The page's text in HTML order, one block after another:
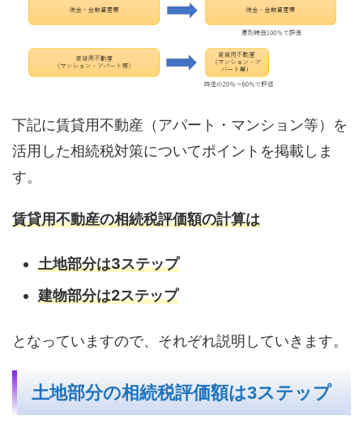
下記に賃貸用不動産（アパート・マンション等）を
活用した相続税対策についてポイントを掲載しま
す。
賃貸用不動産の相続税評価額の計算は
土地部分は3ステップ
建物部分は2ステップ
となっていますので、それぞれ説明していきます。
土地部分の相続税評価額は3ステップ